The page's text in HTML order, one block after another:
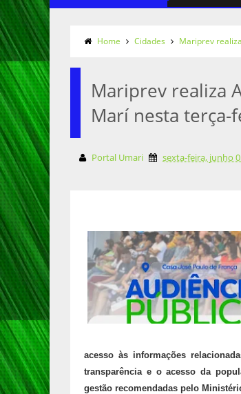
Home Cidades Mariprev
Mariprev realiza
Marí nesta
Portal Umari sexta-feira, junho
acesso às informações
transparência e o acesso da
gestão recomendadas pelo